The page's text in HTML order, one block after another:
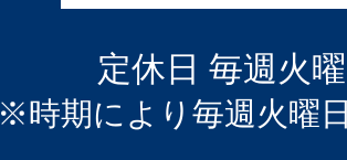
定休日 毎週火
※時期により毎週火曜